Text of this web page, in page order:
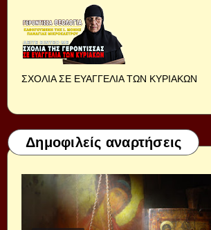
ΣΧΟΛΙΑ ΣΕ ΕΥΑΓΓΕΛΙΑ ΤΩΝ ΚΥΡΙΑΚΩΝ
Δημοφιλείς αναρτήσεις